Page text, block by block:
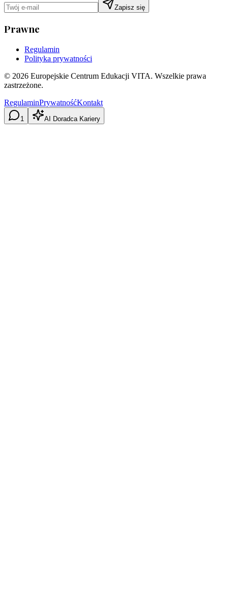
Zapisz się
Prawne
Regulamin
Polityka prywatności
© 2026 Europejskie Centrum Edukacji VITA. Wszelkie prawa
zastrzeżone.
RegulaminPrywatnośćKontakt
1 AI Doradca Kariery